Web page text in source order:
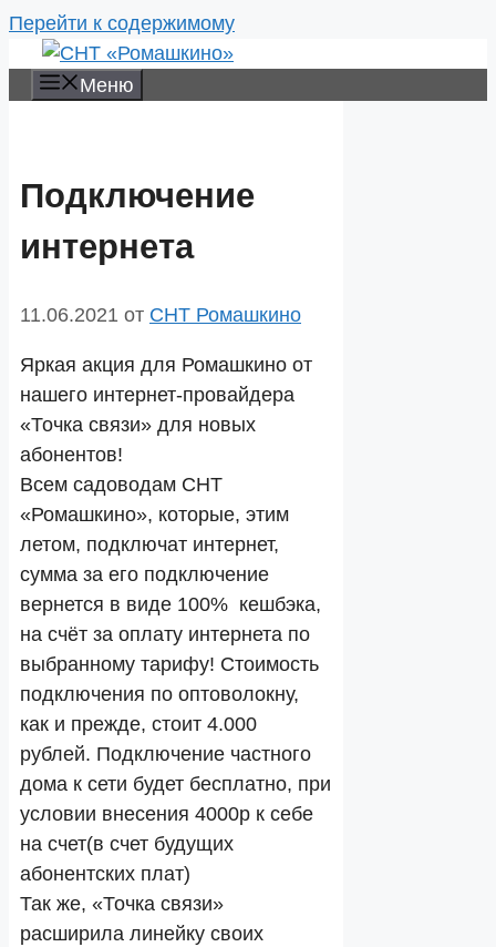
Перейти к содержимому
Меню
Подключение
интернета
11.06.2021 от СНТ Ромашкино
Яркая акция для Ромашкино от
нашего интернет-провайдера
«Точка связи» для новых
абонентов!
Всем садоводам СНТ
«Ромашкино», которые, этим
летом, подключат интернет,
сумма за его подключение
вернется в виде 100% кешбэка,
на счёт за оплату интернета по
выбранному тарифу! Стоимость
подключения по оптоволокну,
как и прежде, стоит 4.000
рублей. Подключение частного
дома к сети будет бесплатно, при
условии внесения 4000р к себе
на счет(в счет будущих
абонентских плат)
Так же, «Точка связи»
расширила линейку своих